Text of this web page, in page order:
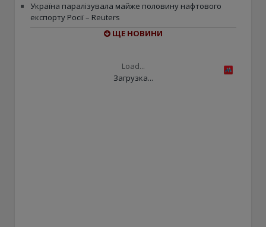
Україна паралізувала майже половину нафтового
експорту Росії – Reuters
ЩЕ НОВИНИ
Load...
Загрузка...